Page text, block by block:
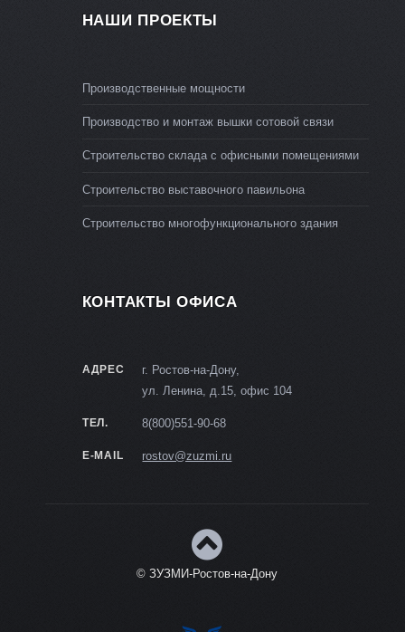
НАШИ ПРОЕКТЫ
Производственные мощности
Производство и монтаж вышки сотовой связи
Строительство склада с офисными помещениями
Строительство выставочного павильона
Строительство многофункционального здания
КОНТАКТЫ ОФИСА
АДРЕС
г. Ростов-на-Дону,
ул. Ленина, д.15, офис 104
ТЕЛ. 8(800)551-90-68
E-MAIL rostov@zuzmi.ru
© ЗУЗМИ-Ростов-на-Дону